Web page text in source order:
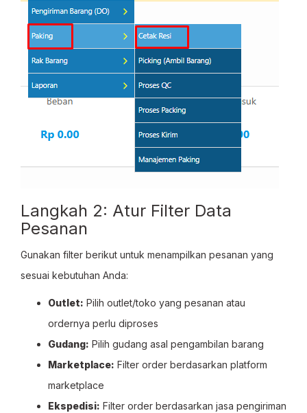
Langkah 2: Atur Filter Data
Pesanan
Gunakan filter berikut untuk menampilkan pesanan yang
sesuai kebutuhan Anda:
Outlet: Pilih outlet/toko yang pesanan atau
ordernya perlu diproses
Gudang: Pilih gudang asal pengambilan barang
Marketplace: Filter order berdasarkan platform
marketplace
Ekspedisi: Filter order berdasarkan jasa pengiriman